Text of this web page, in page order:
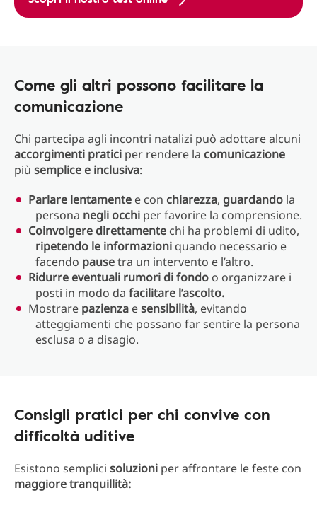
Come gli altri possono facilitare la
comunicazione
Chi partecipa agli incontri natalizi può adottare alcuni
accorgimenti pratici per rendere la comunicazione
più semplice e inclusiva:
Parlare lentamente e con chiarezza, guardando la
persona negli occhi per favorire la comprensione.
Coinvolgere direttamente chi ha problemi di udito,
ripetendo le informazioni quando necessario e
facendo pausetra un intervento e l’altro.
Ridurre eventuali rumori di fondo o organizzare i
posti in modo da facilitare l’ascolto.
Mostrare pazienza esensibilità, evitando
atteggiamenti che possano far sentire la persona
esclusa o a disagio.
Consigli pratici per chi convive con
difficoltà uditive
Esistono semplici soluzioni per affrontare le feste con
maggiore tranquillità: